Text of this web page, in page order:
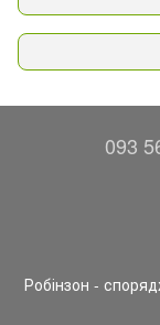
093
Робінзон -